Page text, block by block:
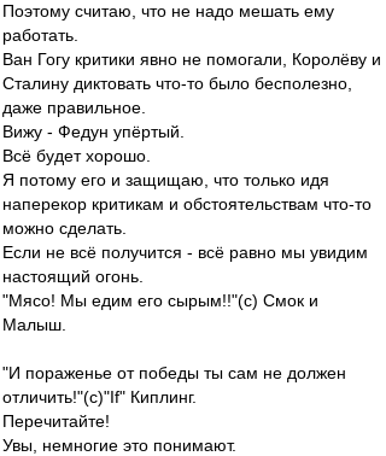
Поэтому считаю, что не надо мешать ему
работать.
Ван Гогу критики явно не помогали, Королёву и
Сталину диктовать что-то было бесполезно,
даже правильное.
Вижу - Федун упёртый.
Всё будет хорошо.
Я потому его и защищаю, что только идя
наперекор критикам и обстоятельствам что-то
можно сделать.
Если не всё получится - всё равно мы увидим
настоящий огонь.
"Мясо! Мы едим его сырым!!"(с) Смок и
Малыш.
"И пораженье от победы ты сам не должен
отличить!"(с)"If" Киплинг.
Перечитайте!
Увы, немногие это понимают.